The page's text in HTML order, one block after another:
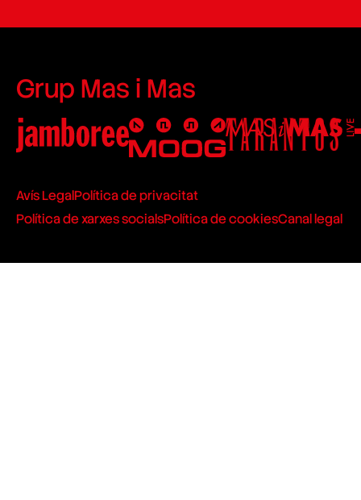
Grup Mas i Mas
Avís LegalPolítica de privacitat
Política de xarxes socialsPolítica de cookiesCanal legal